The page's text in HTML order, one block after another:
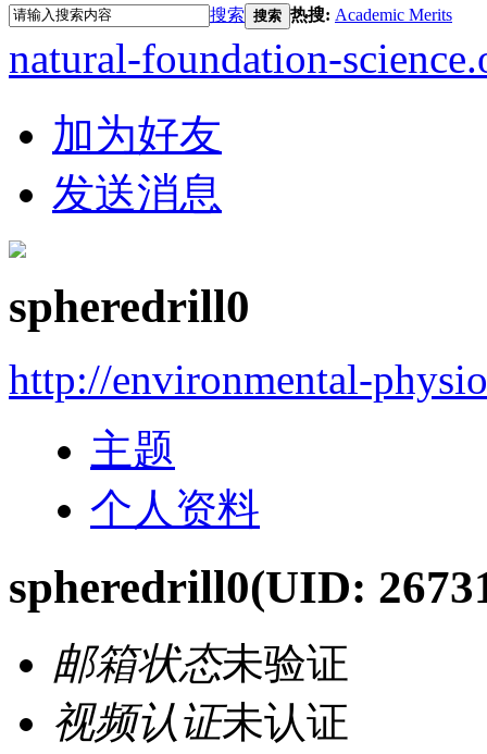
搜索 搜索 热搜: Academic Merits
natural-foundation-
加为好友
发送消息
spheredrill0
http://environmental-
主题
个人资料
spheredrill0(UID:
邮箱状态未验证
视频认证未认证